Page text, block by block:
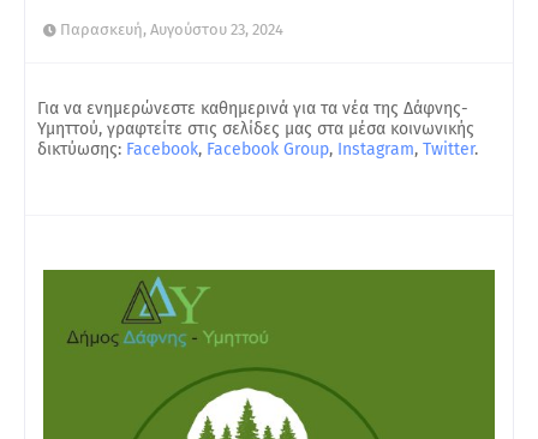
Παρασκευή, Αυγούστου 23, 2024
Για να ενημερώνεστε καθημερινά για τα νέα της Δάφνης-
Υμηττού, γραφτείτε στις σελίδες μας στα μέσα κοινωνικής
δικτύωσης: Facebook, Facebook Group, Instagram, Twitter.